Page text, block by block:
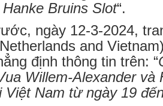
Bruins Slot“.
ngày 12-3-2024,
and
định thông tin trên: “
Willem-Alexander và
Việt Nam từ ngày 19